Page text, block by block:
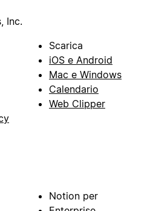
Inc.
Scarica
iOS e Android
Mac e Windows
Calendario
Web Clipper
Notion per